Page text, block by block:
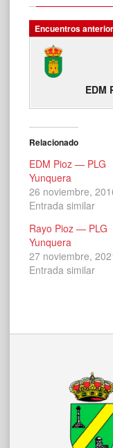
Encuentros
EDM
Relacionado
EDM Pioz — PLG
Yunquera
26 noviembre,
Entrada similar
Rayo Pioz — PLG
Yunquera
27 noviembre,
Entrada similar